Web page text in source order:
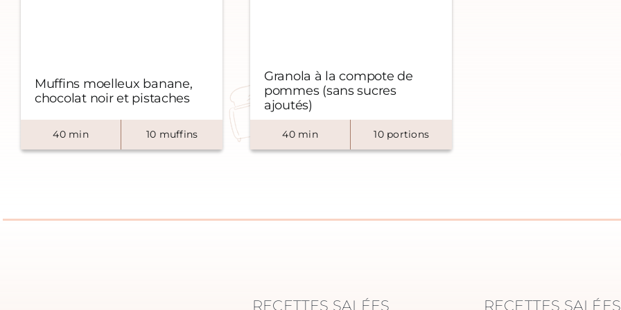
Muffins moelleux banane,
chocolat noir et pistaches
40min 10 muffins
Granola à la compote de
pommes (sans sucres
ajoutés)
40min 10portions
RECETTES SALÉES RECETTES SALÉES